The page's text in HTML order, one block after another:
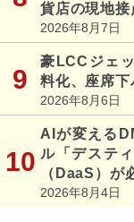
貨店の現地
2026年8月7日
豪LCCジェ
料化、座席
2026年8月6日
AIが変える
ル「デステ
（DaaS）が
2026年8月4日